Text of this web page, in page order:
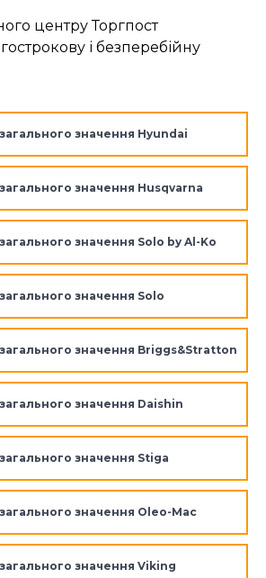
центру Торгпост
і безперебійну
значення Hyundai
значення Husqvarna
значення Solo by Al-Ko
значення Solo
значення Briggs&Stratton
значення Daishin
значення Stiga
значення Oleo-Mac
значення Viking